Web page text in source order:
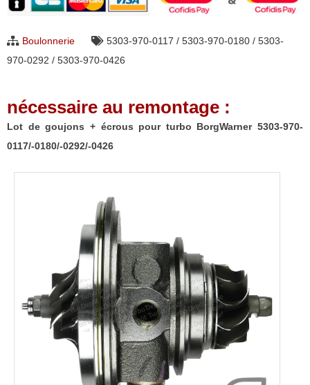
goujons
écrous
BorgWarner
5303-
970-
Boulonnerie
5303-970-0117 / 5303-970-0180 / 5303-
970-0292 / 5303-970-0426
nécessaire au remontage :
Lot de goujons + écrous pour turbo BorgWarner 5303-970-
0117/-0180/-0292/-0426